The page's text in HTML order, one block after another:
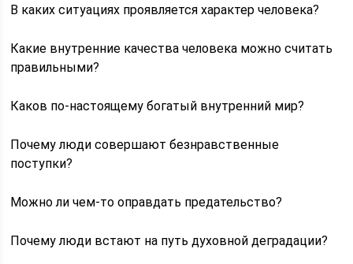
В каких ситуациях проявляется характер человека?
Какие внутренние качества человека можно считать
правильными?
Каков по-настоящему богатый внутренний мир?
Почему люди совершают безнравственные
поступки?
Можно ли чем-то оправдать предательство?
Почему люди встают на путь духовной деградации?